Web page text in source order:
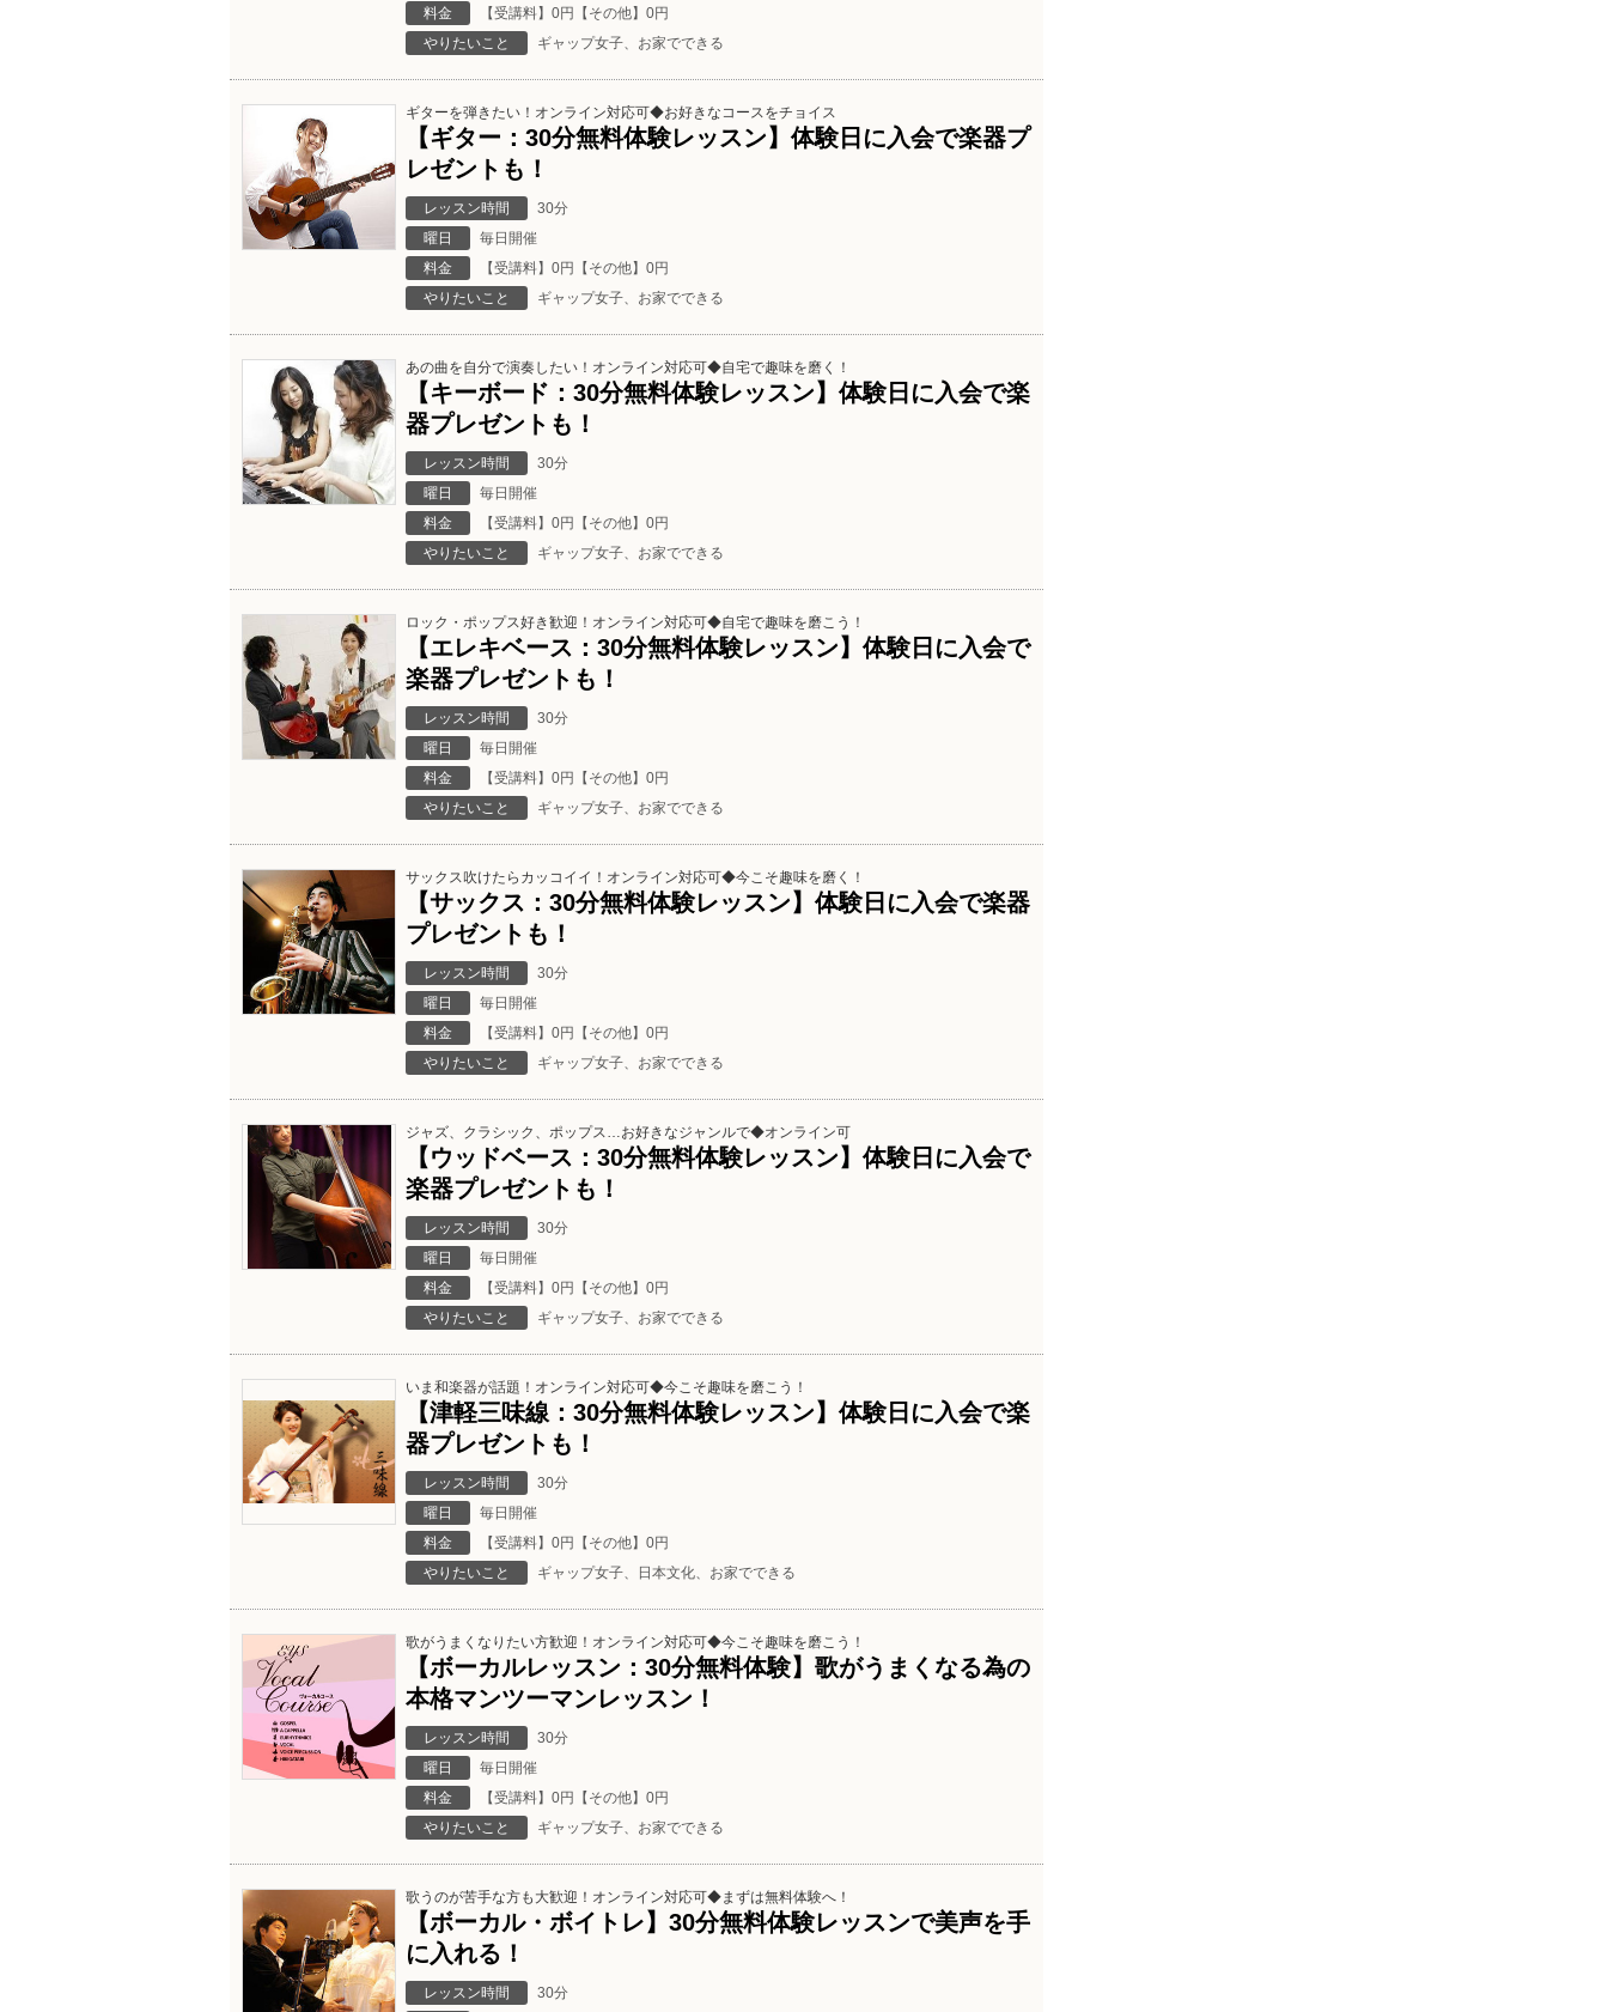
料金
【受講料】0円【その他】0円
やりたいこと
ギャップ女子、お家でできる
ギターを弾きたい！オンライン対応可◆お好きなコースをチョイス
【ギター：30分無料体験レッスン】体験日に入会で楽器プ
レゼントも！
レッスン時間
30分
曜日
毎日開催
料金
【受講料】0円【その他】0円
やりたいこと
ギャップ女子、お家でできる
あの曲を自分で演奏したい！オンライン対応可◆自宅で趣味を磨く！
【キーボード：30分無料体験レッスン】体験日に入会で楽
器プレゼントも！
レッスン時間
30分
曜日
毎日開催
料金
【受講料】0円【その他】0円
やりたいこと
ギャップ女子、お家でできる
ロック・ポップス好き歓迎！オンライン対応可◆自宅で趣味を磨こう！
【エレキベース：30分無料体験レッスン】体験日に入会で
楽器プレゼントも！
レッスン時間
30分
曜日
毎日開催
料金
【受講料】0円【その他】0円
やりたいこと
ギャップ女子、お家でできる
サックス吹けたらカッコイイ！オンライン対応可◆今こそ趣味を磨く！
【サックス：30分無料体験レッスン】体験日に入会で楽器
プレゼントも！
レッスン時間
30分
曜日
毎日開催
料金
【受講料】0円【その他】0円
やりたいこと
ギャップ女子、お家でできる
ジャズ、クラシック、ポップス…お好きなジャンルで◆オンライン可
【ウッドベース：30分無料体験レッスン】体験日に入会で
楽器プレゼントも！
レッスン時間
30分
曜日
毎日開催
料金
【受講料】0円【その他】0円
やりたいこと
ギャップ女子、お家でできる
いま和楽器が話題！オンライン対応可◆今こそ趣味を磨こう！
【津軽三味線：30分無料体験レッスン】体験日に入会で楽
器プレゼントも！
レッスン時間
30分
曜日
毎日開催
料金
【受講料】0円【その他】0円
やりたいこと
ギャップ女子、日本文化、お家でできる
歌がうまくなりたい方歓迎！オンライン対応可◆今こそ趣味を磨こう！
【ボーカルレッスン：30分無料体験】歌がうまくなる為の
本格マンツーマンレッスン！
レッスン時間
30分
曜日
毎日開催
料金
【受講料】0円【その他】0円
やりたいこと
ギャップ女子、お家でできる
歌うのが苦手な方も大歓迎！オンライン対応可◆まずは無料体験へ！
【ボーカル・ボイトレ】30分無料体験レッスンで美声を手
に入れる！
レッスン時間 30分